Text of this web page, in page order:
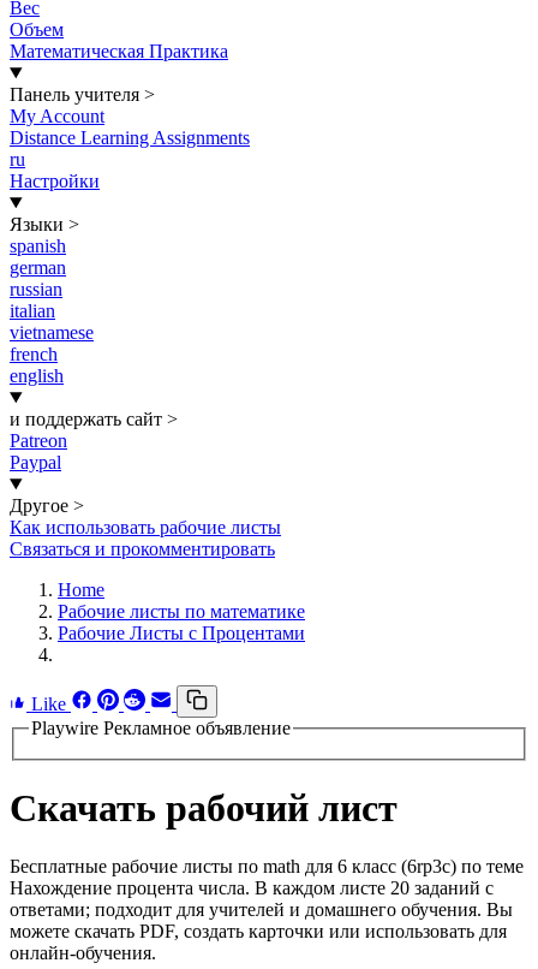
Вес
Объем
Математическая Практика
Панель учителя >
My Account
Distance Learning Assignments
ru
Настройки
Языки >
spanish
german
russian
italian
vietnamese
french
english
и поддержать сайт >
Patreon
Paypal
Другое >
Как использовать рабочие листы
Связаться и прокомментировать
Home
Рабочие листы по математике
Рабочие Листы с Процентами
Like
Playwire Рекламное объявление
Скачать рабочий лист
Бесплатные рабочие листы по math для 6 класс (6rp3c) по теме
Нахождение процента числа. В каждом листе 20 заданий с
ответами; подходит для учителей и домашнего обучения. Вы
можете скачать PDF, создать карточки или использовать для
онлайн-обучения.